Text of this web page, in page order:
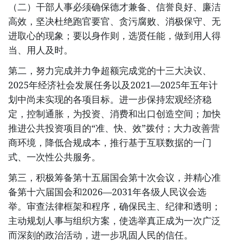
（二）干部人事必须确保德才兼备、信誉良好、廉洁
高效，坚决杜绝跑官要官、贪污腐败、消极保守、无
进取心的现象；要以身作则，选贤任能，做到用人得
当、用人及时。
第二，努力完成并力争超额完成党的十三大决议、
2025年经济社会发展任务以及2021—2025年五年计
划中尚未实现的各项目标。进一步保持宏观经济稳
定，控制通胀，为投资、消费和出口创造空间；加快
推进公共投资项目的“准、快、效”拨付；大力改善营
商环境，降低合规成本，推行基于互联数据的一门
式、一次性公共服务。
第三，积极筹备第十五届国会第十次会议，并精心准
备第十六届国会和2026—2031年各级人民议会选
举。审查法律框架和程序，确保民主、纪律和透明；
主动规划人事与组织方案，使选举真正成为一次广泛
而深刻的政治活动，进一步巩固人民的信任。